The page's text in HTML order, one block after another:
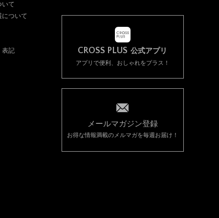
いて
について
表記 CROSS PLUS 公式アプリ
アプリで便利、おしゃれをプラス！
メールマガジン登録
お得な情報満載のメルマガを毎週お届け！